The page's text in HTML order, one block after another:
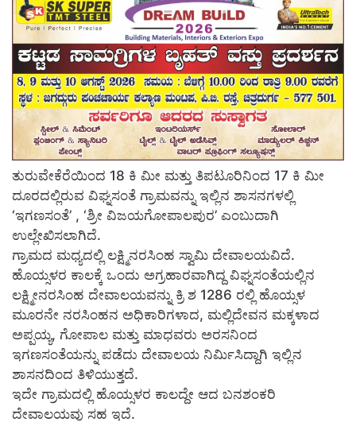
ತುರುವೇಕೆರೆಯಿಂದ 18 ಕಿ ಮೀ ಮತ್ತು ತಿಪಟೂರಿನಿಂದ 17 ಕಿ ಮೀ
ದೂರದಲ್ಲಿರುವ ವಿಘ್ನಸಂತೆ ಗ್ರಾಮವನ್ನು ಇಲ್ಲಿನ ಶಾಸನಗಳಲ್ಲಿ
‘ಇಗಣಸಂತೆ’ , ‘ಶ್ರೀ ವಿಜಯಗೋಪಾಲಪುರ’ ಎಂಬುದಾಗಿ
ಉಲ್ಲೇಖಿಸಲಾಗಿದೆ.
ಗ್ರಾಮದ ಮಧ್ಯದಲ್ಲಿ ಲಕ್ಷ್ಮಿನರಸಿಂಹ ಸ್ವಾಮಿ ದೇವಾಲಯವಿದೆ.
ಹೊಯ್ಸಳರ ಕಾಲಕ್ಕೆ ಒಂದು ಅಗ್ರಹಾರವಾಗಿದ್ದ ವಿಘ್ನಸಂತೆಯಲ್ಲಿನ
ಲಕ್ಷ್ಮೀನರಸಿಂಹ ದೇವಾಲಯವನ್ನು ಕ್ರಿ ಶ 1286 ರಲ್ಲಿ ಹೊಯ್ಸಳ
ಮೂರನೇ ನರಸಿಂಹನ ಅಧಿಕಾರಿಗಳಾದ, ಮಲ್ಲಿದೇವನ ಮಕ್ಕಳಾದ
ಅಪ್ಪಯ್ಯ, ಗೋಪಾಲ ಮತ್ತು ಮಾಧವರು ಅರಸನಿಂದ
ಇಗಣಸಂತೆಯನ್ನು ಪಡೆದು ದೇವಾಲಯ ನಿರ್ಮಿಸಿದ್ದಾಗಿ ಇಲ್ಲಿನ
ಶಾಸನದಿಂದ ತಿಳಿಯುತ್ತದೆ.
ಇದೇ ಗ್ರಾಮದಲ್ಲಿ ಹೊಯ್ಸಳರ ಕಾಲದ್ದೇ ಆದ ಬನಶಂಕರಿ
ದೇವಾಲಯವು ಸಹ ಇದೆ.